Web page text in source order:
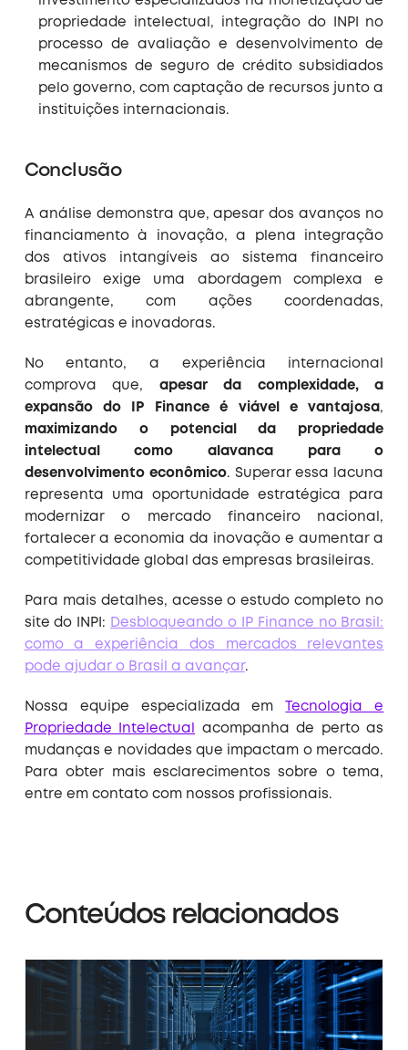
propriedade intelectual, integração do INPI no
processo de avaliação e desenvolvimento de
mecanismos de seguro de crédito subsidiados
pelo governo, com captação de recursos junto a
instituições internacionais.
Conclusão
A análise demonstra que, apesar dos avanços no
financiamento à inovação, a plena integração
dos ativos intangíveis ao sistema financeiro
brasileiro exige uma abordagem complexa e
abrangente, com ações coordenadas,
estratégicas e inovadoras.
No entanto, a experiência internacional
comprova que, apesar da complexidade, a
expansão do IP Finance é viável e vantajosa ,
maximizando o potencial da propriedade
intelectual como alavanca para o
desenvolvimento econômico. Superar essa lacuna
representa uma oportunidade estratégica para
modernizar o mercado financeiro nacional,
fortalecer a economia da inovação e aumentar a
competitividade global das empresas brasileiras.
Para mais detalhes, acesse o estudo completo no
site do INPI: Desbloqueando o IP Finance no Brasil:
como a experiência dos mercados relevantes
pode ajudar o Brasil a avançar.
Nossa equipe especializada em
Tecnologia e
Propriedade Intelectual
acompanha de perto as
mudanças e novidades que impactam o mercado.
Para obter mais esclarecimentos sobre o tema,
entre em contato com nossos profissionais.
Conteúdos relacionados